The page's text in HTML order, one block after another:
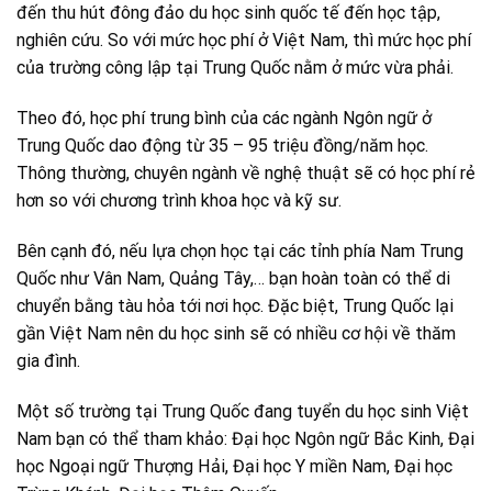
đến thu hút đông đảo du học sinh quốc tế đến học tập,
nghiên cứu. So với mức học phí ở Việt Nam, thì mức học phí
của trường công lập tại Trung Quốc nằm ở mức vừa phải.
Theo đó, học phí trung bình của các ngành Ngôn ngữ ở
Trung Quốc dao động từ 35 – 95 triệu đồng/năm học.
Thông thường, chuyên ngành về nghệ thuật sẽ có học phí rẻ
hơn so với chương trình khoa học và kỹ sư.
Bên cạnh đó, nếu lựa chọn học tại các tỉnh phía Nam Trung
Quốc như Vân Nam, Quảng Tây,… bạn hoàn toàn có thể di
chuyển bằng tàu hỏa tới nơi học. Đặc biệt, Trung Quốc lại
gần Việt Nam nên du học sinh sẽ có nhiều cơ hội về thăm
gia đình.
Một số trường tại Trung Quốc đang tuyển du học sinh Việt
Nam bạn có thể tham khảo: Đại học Ngôn ngữ Bắc Kinh, Đại
học Ngoại ngữ Thượng Hải, Đại học Y miền Nam, Đại học